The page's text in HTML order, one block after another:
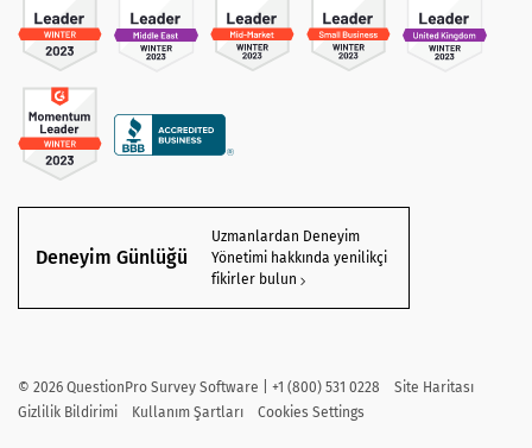
Deneyim Günlüğü
Uzmanlardan Deneyim
Yönetimi hakkında yenilikçi
fikirler bulun
© 2026 QuestionPro Survey Software | +1 (800) 531 0228
Site Haritası
Gizlilik Bildirimi
Kullanım Şartları Cookies Settings